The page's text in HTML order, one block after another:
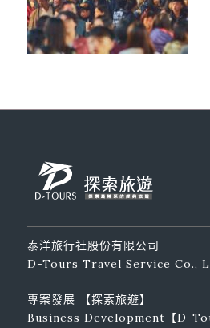
泰洋旅行社股份有限公司
D-Tours Travel Service Co.,
專案發展 【探索旅遊】
Business Development【D-